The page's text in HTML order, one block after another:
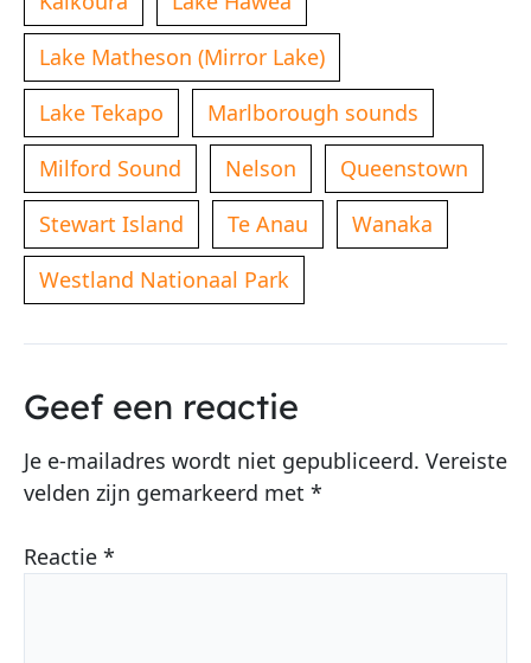
Lake Matheson (Mirror Lake)
Lake Tekapo
Marlborough sounds
Milford Sound
Nelson
Queenstown
Stewart Island
Te Anau
Wanaka
Westland Nationaal Park
Geef een reactie
Je e-mailadres wordt niet gepubliceerd. Vereiste
velden zijn gemarkeerd met *
Reactie *